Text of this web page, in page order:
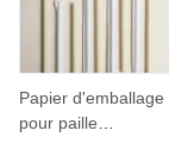
Papier d'emballage
pour paille